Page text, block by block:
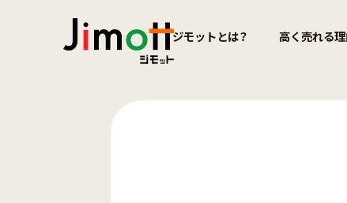
ジモットとは？ 高く売れる